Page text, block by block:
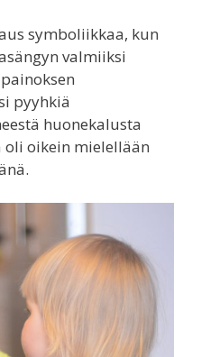
symboliikkaa, kun
valmiiksi
pyyhkiä
huonekalusta
oikein mielellään